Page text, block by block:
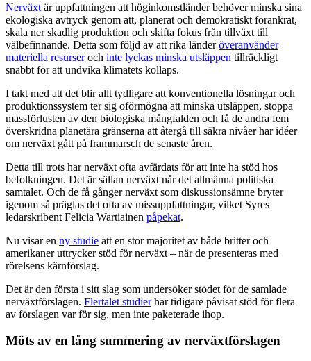
Nerväxt är uppfattningen att höginkomstländer behöver minska sina
ekologiska avtryck genom att, planerat och demokratiskt förankrat,
skala ner skadlig produktion och skifta fokus från tillväxt till
välbefinnande. Detta som följd av att rika länderöveranvänder
materiella resurseroch inte lyckas minska utsläppen tillräckligt
snabbt för att undvika klimatets kollaps.
I takt med att det blir allt tydligare att konventionella lösningar och
produktionssystem ter sig oförmögna att minska utsläppen, stoppa
massförlusten av den biologiska mångfalden och få de andra fem
överskridna planetära gränserna att återgå till säkra nivåer har idéer
om nerväxt gått på frammarsch de senaste åren.
Detta till trots har nerväxt ofta avfärdats för att inte ha stöd hos
befolkningen. Det är sällan nerväxt når det allmänna politiska
samtalet. Och de få gånger nerväxt som diskussionsämne bryter
igenom så präglas det ofta av missuppfattningar, vilket Syres
ledarskribent Felicia Wartiainen påpekat.
Nu visar en ny studie att en stor majoritet av både britter och
amerikaner uttrycker stöd för nerväxt – när de presenteras med
rörelsens kärnförslag.
Det är den första i sitt slag som undersöker stödet för de samlade
nerväxtförslagen. Flertalet studierhar tidigare påvisat stöd för flera
av förslagen var för sig, men inte paketerade ihop.
Möts av en lång summering av nerväxtförslagen